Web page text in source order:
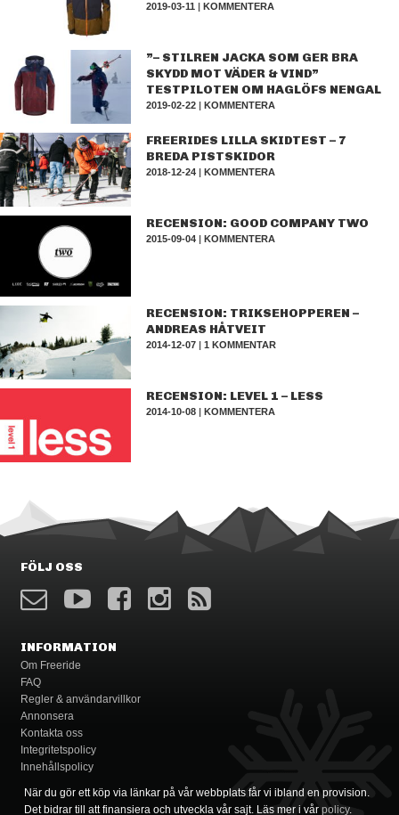
2019-03-11 |KOMMENTERA
”– STILREN JACKA SOM GER BRA
SKYDD MOT VÄDER & VIND”
TESTPILOTEN OM HAGLÖFS NENGAL
2019-02-22 |KOMMENTERA
FREERIDES LILLA SKIDTEST – 7
BREDA PISTSKIDOR
2018-12-24 |KOMMENTERA
RECENSION: GOOD COMPANY TWO
2015-09-04 |KOMMENTERA
RECENSION: TRIKSEHOPPEREN –
ANDREAS HÅTVEIT
2014-12-07 |1 KOMMENTAR
RECENSION: LEVEL 1 – LESS
2014-10-08 |KOMMENTERA
FÖLJ OSS
INFORMATION
Om Freeride
FAQ
Regler & användarvillkor
Annonsera
Kontakta oss
Integritetspolicy
Innehållspolicy
När du gör ett köp via länkar på vår webbplats får vi ibland en provision.
Det bidrar till att finansiera och utveckla vår sajt. Läs mer i vår policy.